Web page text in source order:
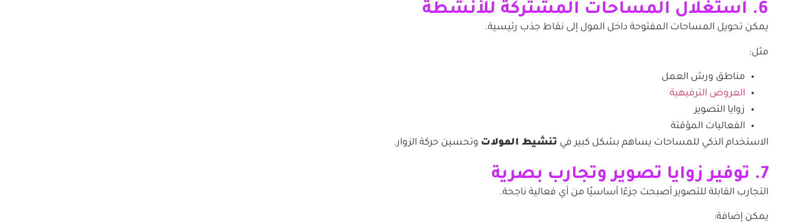
6. استغلال المساحات المشتركة للأنشطة
يمكن تحويل المساحات المفتوحة داخل المول إلى نقاط جذب رئيسية.
مثل:
مناطق ورش العمل
العروض الترفيهية
زوايا التصوير
الفعاليات المؤقتة
الاستخدام الذكي للمساحات يساهم بشكل كبير في تنشيط المولات وتحسين حركة الزوار.
7. توفير زوايا تصوير وتجارب بصرية
التجارب القابلة للتصوير أصبحت جزءًا أساسيًا من أي فعالية ناجحة.
يمكن إضافة: